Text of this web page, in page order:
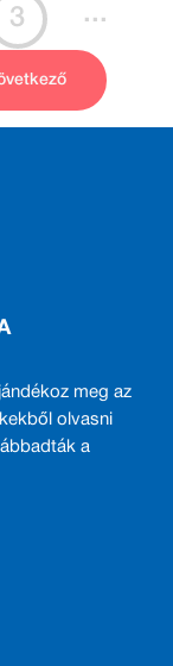
3 ...
meg az
olvasni
a